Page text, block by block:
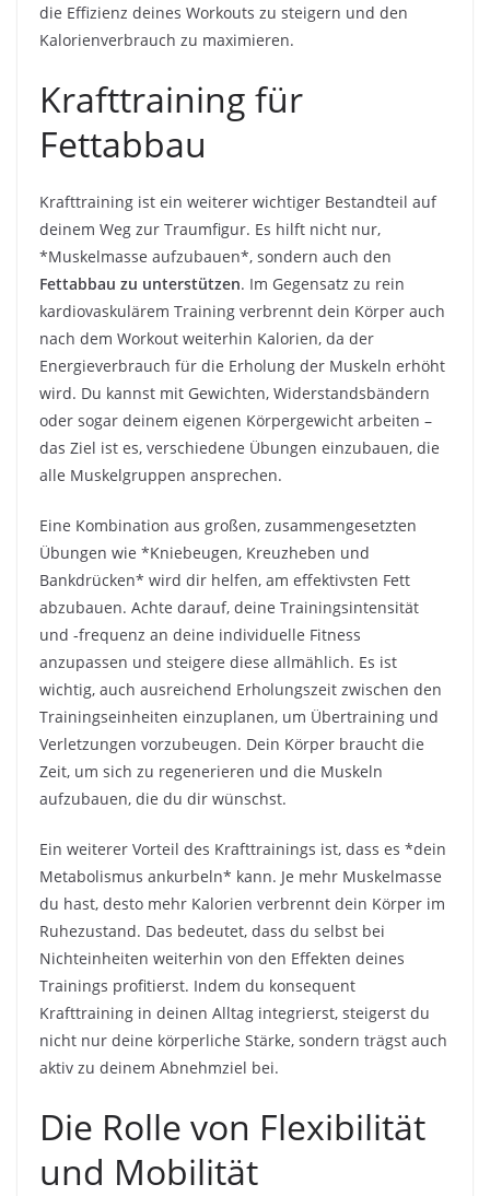
die Effizienz deines Workouts zu steigern und den
Kalorienverbrauch zu maximieren.
Krafttraining für
Fettabbau
Krafttraining ist ein weiterer wichtiger Bestandteil auf
deinem Weg zur Traumfigur. Es hilft nicht nur,
*Muskelmasse aufzubauen*, sondern auch den
Fettabbau zu unterstützen. Im Gegensatz zu rein
kardiovaskulärem Training verbrennt dein Körper auch
nach dem Workout weiterhin Kalorien, da der
Energieverbrauch für die Erholung der Muskeln erhöht
wird. Du kannst mit Gewichten, Widerstandsbändern
oder sogar deinem eigenen Körpergewicht arbeiten –
das Ziel ist es, verschiedene Übungen einzubauen, die
alle Muskelgruppen ansprechen.
Eine Kombination aus großen, zusammengesetzten
Übungen wie *Kniebeugen, Kreuzheben und
Bankdrücken* wird dir helfen, am effektivsten Fett
abzubauen. Achte darauf, deine Trainingsintensität
und -frequenz an deine individuelle Fitness
anzupassen und steigere diese allmählich. Es ist
wichtig, auch ausreichend Erholungszeit zwischen den
Trainingseinheiten einzuplanen, um Übertraining und
Verletzungen vorzubeugen. Dein Körper braucht die
Zeit, um sich zu regenerieren und die Muskeln
aufzubauen, die du dir wünschst.
Ein weiterer Vorteil des Krafttrainings ist, dass es *dein
Metabolismus ankurbeln* kann. Je mehr Muskelmasse
du hast, desto mehr Kalorien verbrennt dein Körper im
Ruhezustand. Das bedeutet, dass du selbst bei
Nichteinheiten weiterhin von den Effekten deines
Trainings profitierst. Indem du konsequent
Krafttraining in deinen Alltag integrierst, steigerst du
nicht nur deine körperliche Stärke, sondern trägst auch
aktiv zu deinem Abnehmziel bei.
Die Rolle von Flexibilität
und Mobilität